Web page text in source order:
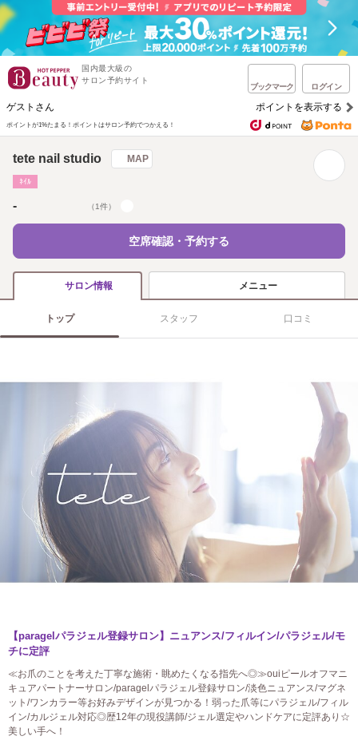
国内最大級の
サロン予約サイト
ブックマーク ログイン
ゲストさん ポイントを表示する
ポイントが1%たまる！ ポイントはサロン予約でつかえる！
tete nail studio MAP
ﾈｲﾙ
- （1件）
空席確認・予約する
サロン情報 メニュー
トップ スタッフ 口コミ
【paragelパラジェル登録サロン】ニュアンス/フィルイン/パラジェル/モ
チに定評
≪お爪のことを考えた丁寧な施術・眺めたくなる指先へ◎≫ouiピールオフマニ
キュアパートナーサロン/paragelパラジェル登録サロン/淡色ニュアンス/マグネ
ット/ワンカラー等お好みデザインが見つかる！弱った爪等にパラジェル/フィル
イン/カルジェル対応◎歴12年の現役講師/ジェル選定やハンドケアに定評あり☆
美しい手へ！